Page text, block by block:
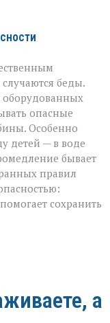
беды.
оборудованных
опасные
Особенно
детей — в воде
бывает
правил
сохранить
а